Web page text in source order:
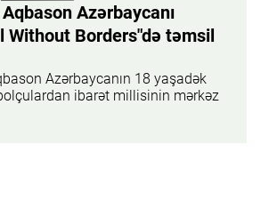
Azərbaycanı
Without Borders"də təmsil
Azərbaycanın 18 yaşadək
ibarət millisinin mərkəz